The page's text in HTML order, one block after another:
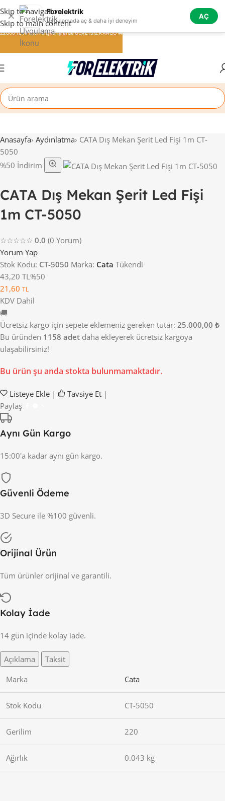
✕ Forelektrik
Uygulamada aç & daha iyi deneyim
AÇ
Skip to navigation
Skip to main content
Anasayfa› Aydınlatma› CATA Dış Mekan Şerit Led Fişi 1m CT-
5050
%50 İndirim
CATA Dış Mekan Şerit Led Fişi
1m CT-5050
☆☆☆☆☆ 0.0 (0 Yorum)
Yorum Yap
Stok Kodu: CT-5050 Marka: Cata Tükendi
43,20 TL%50
21,60 TL
KDV Dahil
🚚
Ücretsiz kargo için sepete eklemeniz gereken tutar: 25.000,00 ₺
Bu üründen 1158 adet daha ekleyerek ücretsiz kargoya
ulaşabilirsiniz!
Bu ürün şu anda stokta bulunmamaktadır.
Listeye Ekle | Tavsiye Et |
Paylaş
Aynı Gün Kargo
15:00'a kadar aynı gün kargo.
Güvenli Ödeme
3D Secure ile %100 güvenli.
Orijinal Ürün
Tüm ürünler orijinal ve garantili.
Kolay İade
14 gün içinde kolay iade.
Açıklama
Taksit
Marka
Cata
Stok Kodu CT-5050
Gerilim 220
Ağırlık 0.043 kg
25.000 TL ve üzeri alışverişlerde ÜCRETSİZ KARGO 🚚